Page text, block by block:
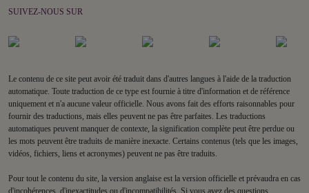
SUIVEZ-NOUS SUR
Le contenu de ce site peut avoir été traduit dans d'autres langues à l'aide de la traduction
automatique. Toute traduction de ce type est fournie à titre d'information et de référence
uniquement et n'a aucune valeur officielle. Nous avons fait des efforts raisonnables pour
fournir des traductions, mais elles peuvent ne pas être parfaites. Les traductions
automatiques peuvent manquer de contexte, la signification complète peut être perdue ou
les mots peuvent être traduits de manière inexacte. Certains contenus (tels que les images,
vidéos, fichiers, liens et acronymes) peuvent ne pas être traduits.
Pour tout le contenu du site, la version anglaise est la version officielle et prévaudra en cas
d'incohérences, d'inexactitudes ou d'incompatibilités. Si vous avez des questions